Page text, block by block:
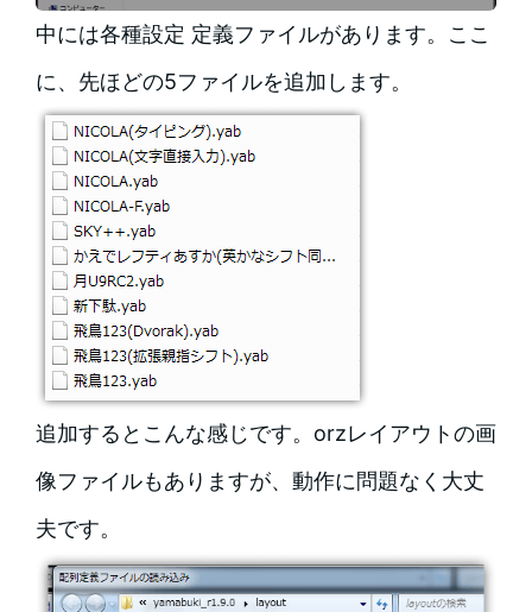
中には各種設定 定義ファイルがあります。ここ
に、先ほどの5ファイルを追加します。
追加するとこんな感じです。orzレイアウトの画
像ファイルもありますが、動作に問題なく大丈
夫です。